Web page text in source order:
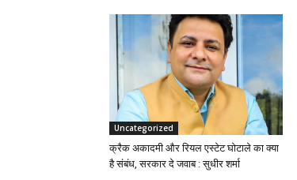
Uncategorized
क्रैक अकादमी और रियल एस्टेट घोटाले का क्या
है संबंध, सरकार दे जवाब : सुधीर शर्मा